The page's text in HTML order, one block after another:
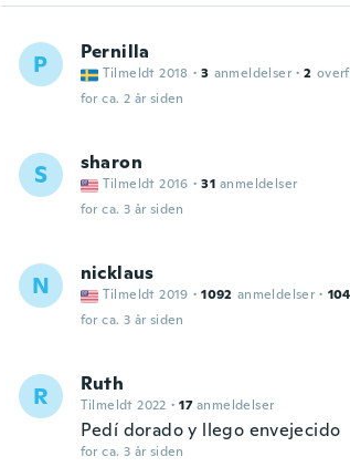
P Pernilla
Tilmeldt 2018 · 3 anmeldelser · 2
for ca. 2 år siden
S sharon
Tilmeldt 2016 · 31 anmeldelser
for ca. 3 år siden
N nicklaus
Tilmeldt 2019 · 1092 anmeldelser · 104
for ca. 3 år siden
R Ruth
Tilmeldt 2022 · 17 anmeldelser
Pedí dorado y llego envejecido
for ca. 3 år siden